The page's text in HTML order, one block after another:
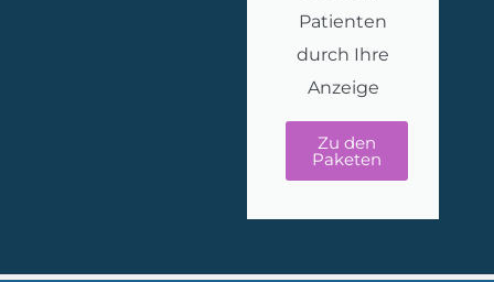
Patienten
durch Ihre
Anzeige
Zu den
Paketen